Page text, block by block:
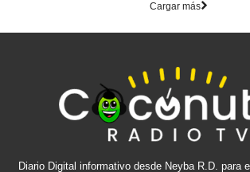
Cargar más
Diario Digital informativo desde Neyba R.D. para